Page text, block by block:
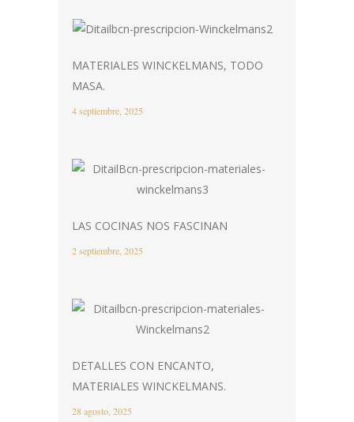
MATERIALES WINCKELMANS, TODO
MASA.
4 septiembre, 2025
LAS COCINAS NOS FASCINAN
2 septiembre, 2025
DETALLES CON ENCANTO,
MATERIALES WINCKELMANS.
28 agosto, 2025